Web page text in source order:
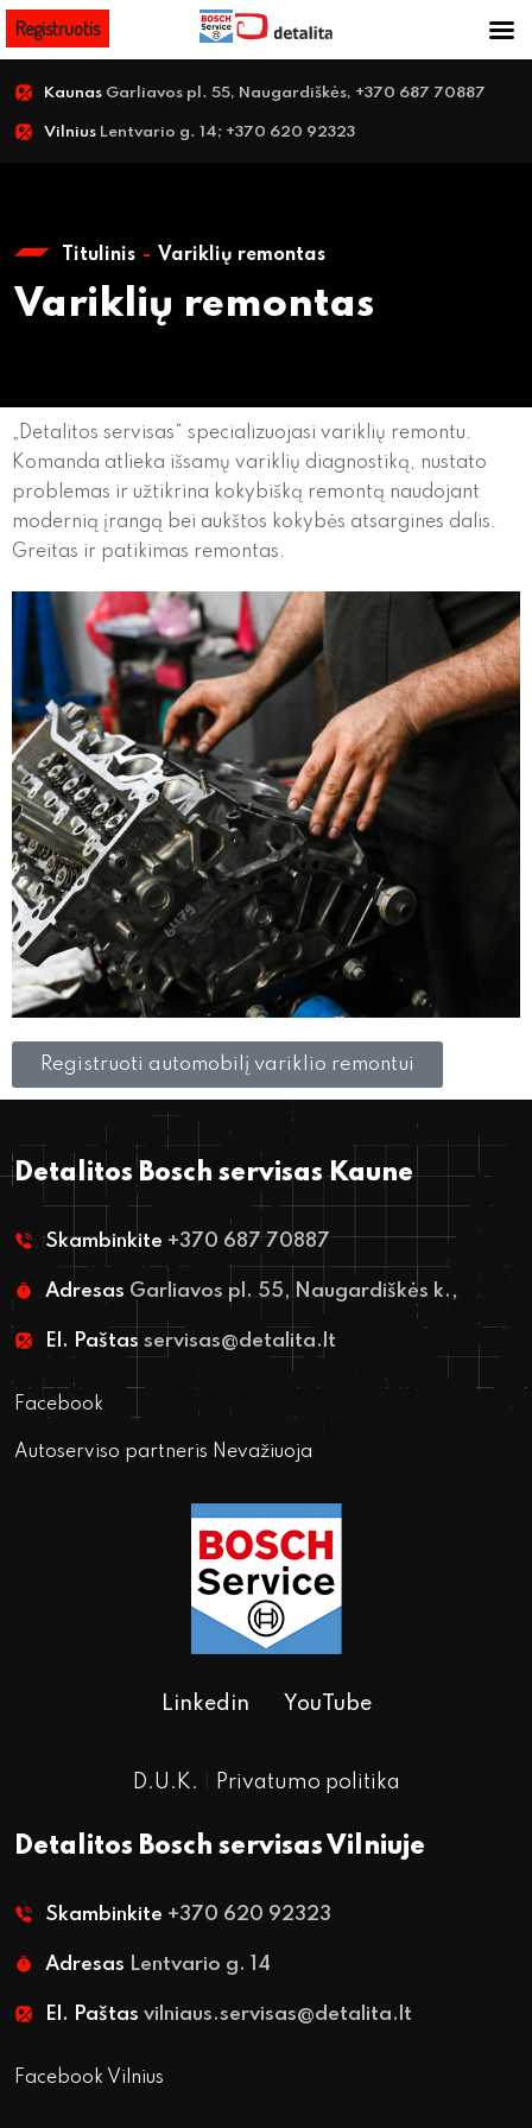
Kaunas Garliavos pl. 55, Naugardiškės, +370 687 70887
Vilnius Lentvario g. 14; +370 620 92323
Titulinis Variklių remontas
Variklių remontas
„Detalitos servisas“ specializuojasi variklių remontu.
Komanda atlieka išsamų variklių diagnostiką, nustato
problemas ir užtikrina kokybišką remontą naudojant
modernią įrangą bei aukštos kokybės atsargines dalis.
Greitas ir patikimas remontas.
Registruoti automobilį variklio remontui
Detalitos Bosch servisas Kaune
Skambinkite +370 687 70887
Adresas Garliavos pl. 55, Naugardiškės k.,
El. Paštas servisas@detalita.lt
Facebook
Autoserviso partneris Nevažiuoja
Linkedin YouTube
D.U.K. Privatumo politika
Detalitos Bosch servisas Vilniuje
Skambinkite +370 620 92323
Adresas Lentvario g. 14
El. Paštas vilniaus.servisas@detalita.lt
Facebook Vilnius
Registruotis